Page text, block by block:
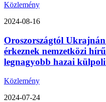
Közlemény
2024-08-16
Oroszországtól
érkeznek nemzetközi
legnagyobb hazai
Közlemény
2024-07-24